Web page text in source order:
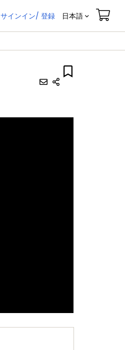
サインイン/ 登録 日本語